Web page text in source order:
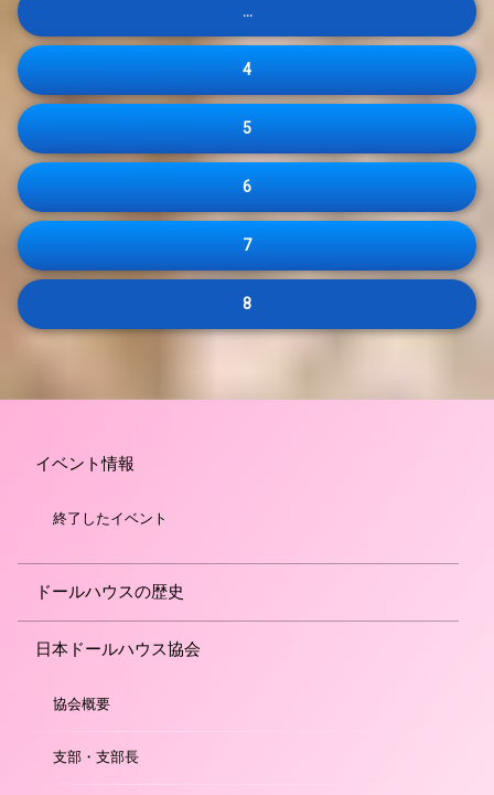
...
4
5
6
7
8
イベント情報
終了したイベント
ドールハウスの歴史
日本ドールハウス協会
協会概要
支部・支部長